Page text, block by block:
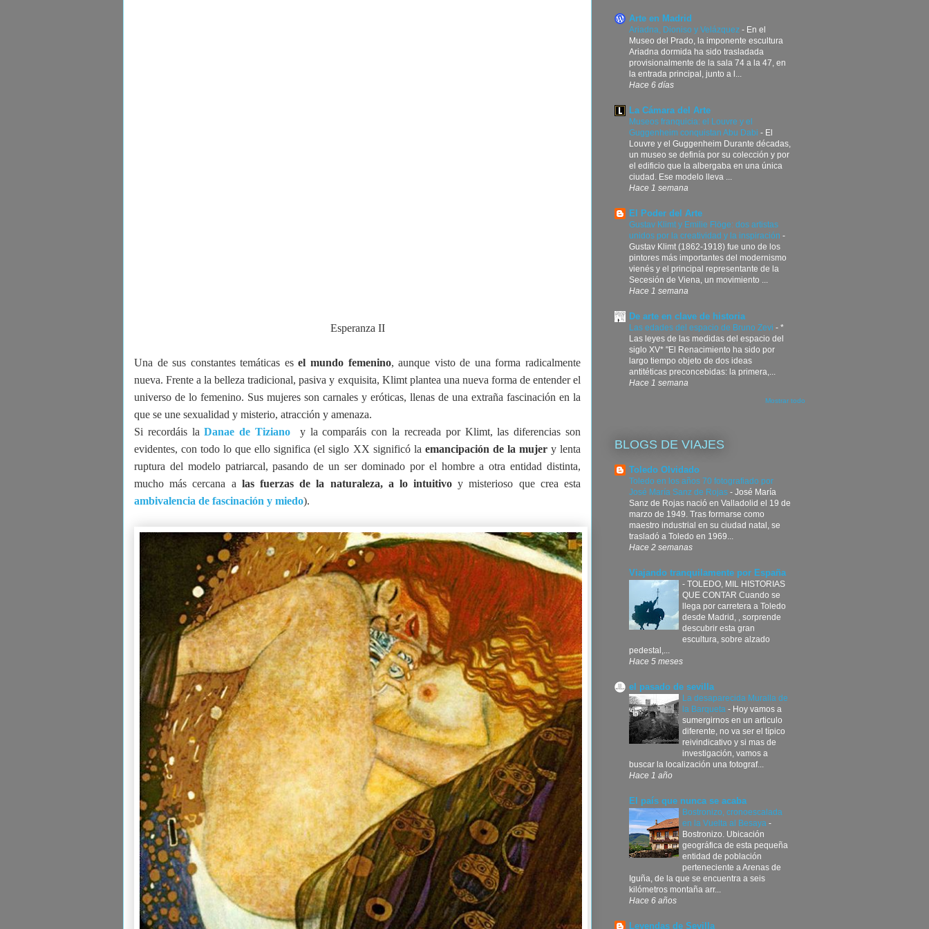
Esperanza II
Una de sus constantes temáticas esel mundo femenino, aunque visto de una forma radicalmente
nueva. Frente a la belleza tradicional, pasiva y exquisita, Klimt plantea una nueva forma de entender el
universo de lo femenino. Sus mujeres son carnales y eróticas, llenas de una extraña fascinación en la
que se une sexualidad y misterio, atracción y amenaza.
Si recordáis laDanae de Tiziano
y la comparáis con la recreada por Klimt, las diferencias son
evidentes, con todo lo que ello significa (el siglo XX significó la emancipación de la mujery lenta
ruptura del modelo patriarcal, pasando de un ser dominado por el hombre a otra entidad distinta,
mucho más cercana a las fuerzas de la naturaleza, a lo intuitivo y misterioso que crea esta
ambivalencia de fascinación y miedo).
Arte en Madrid
Ariadna, Dioniso y Velázquez - En el
Museo del Prado, la imponente escultura
Ariadna dormida ha sido trasladada
provisionalmente de la sala 74 a la 47, en
la entrada principal, junto a l...
Hace 6 días
La Cámara del Arte
Museos franquicia: el Louvre y el
Guggenheim conquistan Abu Dabi - El
Louvre y el Guggenheim Durante décadas,
un museo se definía por su colección y por
el edificio que la albergaba en una única
ciudad. Ese modelo lleva ...
Hace 1 semana
El Poder del Arte
Gustav Klimt y Emilie Flöge: dos artistas
unidos por la creatividad y la inspiración -
Gustav Klimt (1862-1918) fue uno de los
pintores más importantes del modernismo
vienés y el principal representante de la
Secesión de Viena, un movimiento ...
Hace 1 semana
De arte en clave de historia
Las edades del espacio de Bruno Zevi - *
Las leyes de las medidas del espacio del
siglo XV* "El Renacimiento ha sido por
largo tiempo objeto de dos ideas
antitéticas preconcebidas: la primera,...
Hace 1 semana
Mostrar todo
BLOGS DE VIAJES
Toledo Olvidado
Toledo en los años 70 fotografiado por
José María Sanz de Rojas - José María
Sanz de Rojas nació en Valladolid el 19 de
marzo de 1949. Tras formarse como
maestro industrial en su ciudad natal, se
trasladó a Toledo en 1969...
Hace 2 semanas
Viajando tranquilamente por España
- TOLEDO, MIL HISTORIAS
QUE CONTAR Cuando se
llega por carretera a Toledo
desde Madrid, , sorprende
descubrir esta gran
escultura, sobre alzado
pedestal,...
Hace 5 meses
el pasado de sevilla
La desaparecida Muralla de
la Barqueta - Hoy vamos a
sumergirnos en un articulo
diferente, no va ser el típico
reivindicativo y si mas de
investigación, vamos a
buscar la localización una fotograf...
Hace 1 año
El país que nunca se acaba
Bostronizo, cronoescalada
en la Vuelta al Besaya -
Bostronizo. Ubicación
geográfica de esta pequeña
entidad de población
perteneciente a Arenas de
Iguña, de la que se encuentra a seis
kilómetros montaña arr...
Hace 6 años
Leyendas de Sevilla